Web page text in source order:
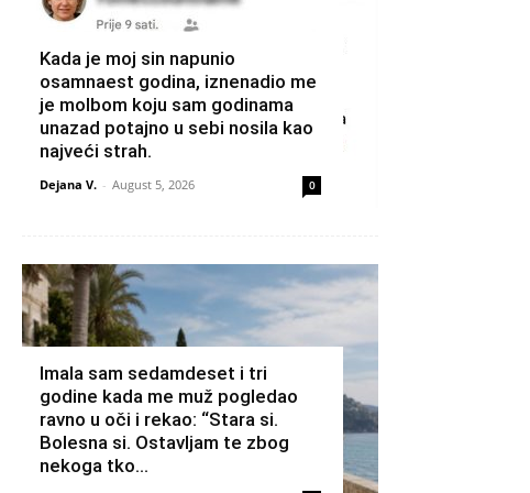
Kada je moj sin napunio
osamnaest godina, iznenadio me
je molbom koju sam godinama
unazad potajno u sebi nosila kao
najveći strah.
Dejana V. - August 5, 2026 0
Imala sam sedamdeset i tri
godine kada me muž pogledao
ravno u oči i rekao: “Stara si.
Bolesna si. Ostavljam te zbog
nekoga tko...